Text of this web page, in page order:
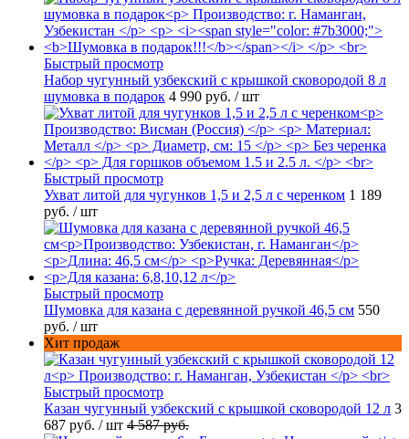
Быстрый просмотр
Набор чугунный узбекский с крышкой сковородой 8 л
шумовка в подарок 4 990 руб. / шт
Быстрый просмотр
Ухват литой для чугунков 1,5 и 2,5 л с черенком 1 189
руб. / шт
Быстрый просмотр
Шумовка для казана с деревянной ручкой 46,5 см 550
руб. / шт
Хит продаж
Быстрый просмотр
Казан чугунный узбекский с крышкой сковородой 12 л 3
687 руб. / шт 4 587 руб.